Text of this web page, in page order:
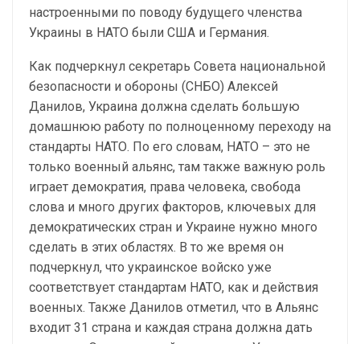
настроенными по поводу будущего членства
Украины в НАТО были США и Германия.
Как подчеркнул секретарь Совета национальной
безопасности и обороны (СНБО) Алексей
Данилов, Украина должна сделать большую
домашнюю работу по полноценному переходу на
стандарты НАТО. По его словам, НАТО – это не
только военный альянс, там также важную роль
играет демократия, права человека, свобода
слова и много других факторов, ключевых для
демократических стран и Украине нужно много
сделать в этих областях. В то же время он
подчеркнул, что украинское войско уже
соответствует стандартам НАТО, как и действия
военных. Также Данилов отметил, что в Альянс
входит 31 страна и каждая страна должна дать